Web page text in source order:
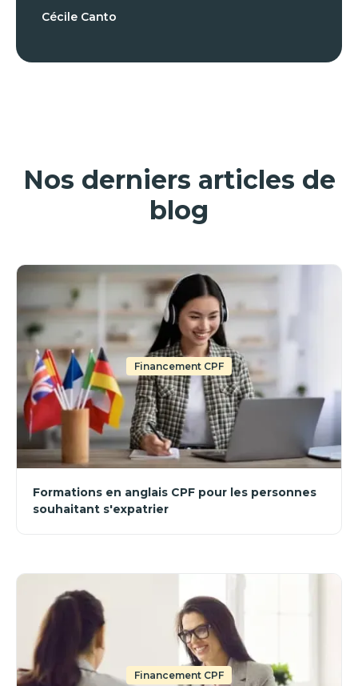
Cécile Canto
Nos derniers articles de
blog
Financement CPF
Formations en anglais CPF pour les personnes
souhaitant s'expatrier
Financement CPF